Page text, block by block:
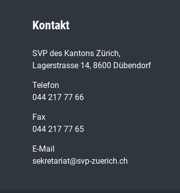
Kontakt
SVP des Kantons Zürich,
Lagerstrasse 14, 8600 Dübendorf
Telefon
044 217 77 66
Fax
044 217 77 65
E-Mail
sekretariat@svp-zuerich.ch